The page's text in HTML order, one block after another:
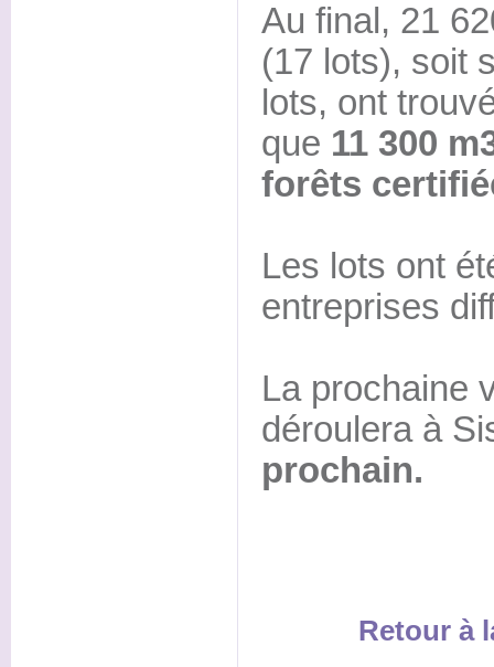
Au final, 21
(17 lots), soit
lots, ont
que 11 300
forêts
Les lots ont
entreprises
La prochaine
déroulera à
prochain.
Retour à